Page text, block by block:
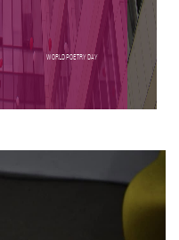
World poetry day